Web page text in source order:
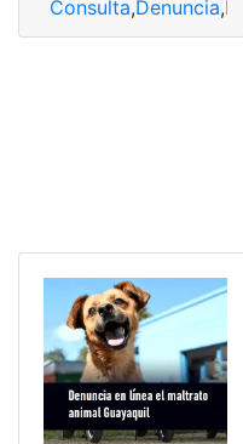
Consulta,Denuncia,